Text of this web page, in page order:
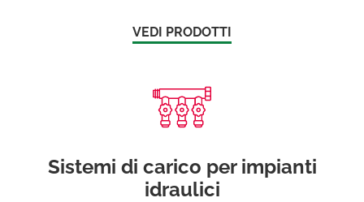
VEDI PRODOTTI
Sistemi di carico per impianti
idraulici